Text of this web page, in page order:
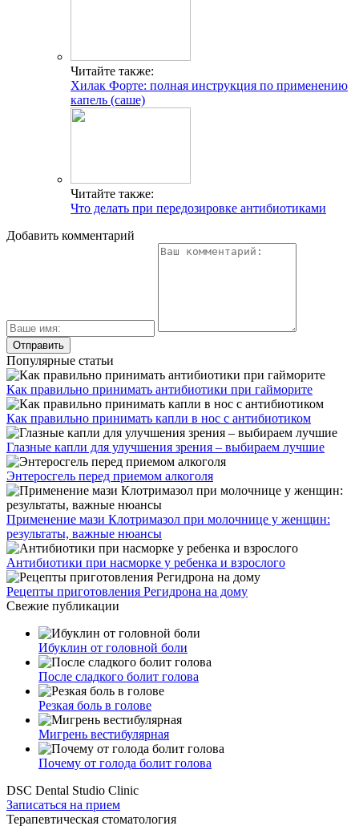
Читайте также:
Хилак Форте: полная инструкция по применению
капель (саше)
Читайте также:
Что делать при передозировке антибиотиками
Добавить комментарий
Популярные статьи
Как правильно принимать антибиотики при гайморите
Как правильно принимать капли в нос с антибиотиком
Глазные капли для улучшения зрения – выбираем лучшие
Энтеросгель перед приемом алкоголя
Применение мази Клотримазол при молочнице у женщин:
результаты, важные нюансы
Антибиотики при насморке у ребенка и взрослого
Рецепты приготовления Регидрона на дому
Свежие публикации
Ибуклин от головной боли
После сладкого болит голова
Резкая боль в голове
Мигрень вестибулярная
Почему от голода болит голова
DSC Dental Studio Clinic
Записаться на прием
Терапевтическая стоматология